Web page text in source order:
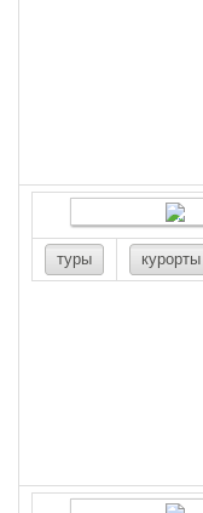
туры курорты